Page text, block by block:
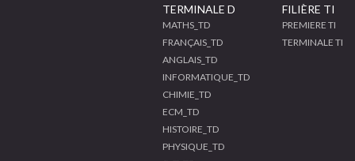
TERMINALE D
MATHS_TD
FRANÇAIS_TD
ANGLAIS_TD
INFORMATIQUE_TD
CHIMIE_TD
ECM_TD
HISTOIRE_TD
PHYSIQUE_TD
FILIÈRE TI
PREMIERE TI
TERMINALE TI